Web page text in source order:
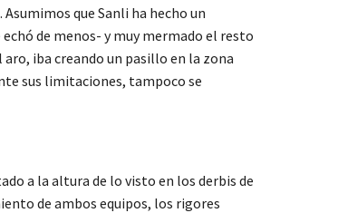
que Sanli ha hecho un
de menos- y muy mermado el resto
aro, iba creando un pasillo en la zona
sus limitaciones, tampoco se
a la altura de lo visto en los derbis de
de ambos equipos, los rigores